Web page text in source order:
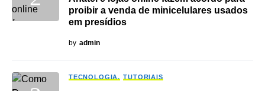
proibir a venda de minicelulares usados
em presídios
by admin
TECNOLOGIA TUTORIAIS